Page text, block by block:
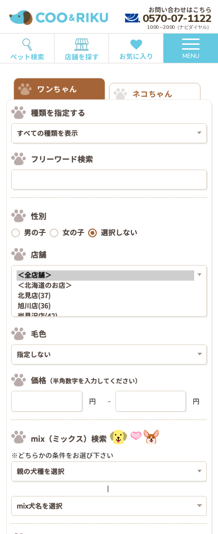
お問い合わせはこちら
0570-07-1122
10:00～20:00（ナビダイヤル）
ペット検索 店舗を探す お気に入り MENU
ワンちゃん
ネコちゃん
種類を指定する
フリーワード検索
性別
男の子 女の子 選択しない
店舗
毛色
価格 （半角数字を入力してください）
円 円
mix（ミックス）検索
※どちらかの条件をお選び下さい